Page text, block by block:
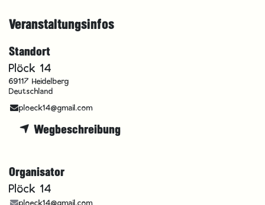
Veranstaltungsinfos
Standort
Plöck 14
69117 Heidelberg
Deutschland
ploeck14@gmail.com
Wegbeschreibung
Organisator
Plöck 14
ploeck14@gmail.com